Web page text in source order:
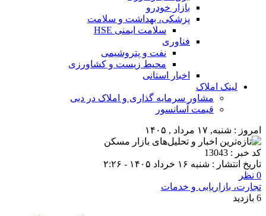
بازار خودرو
پزشکی، بهداشت و سلامت
سلامت ایمنی HSE
فناوری
نفت و پتروشیمی
محیط زیست و کشاورزی
اخبار استانی
لینک املاک
مشاور سرمایه گذاری و املاک در دبی
قیمت آسانسور
امروز : شنبه, ۱۷ مرداد , ۱۴۰۵
کد خبر : 13043
تاریخ انتشار : شنبه ۱۶ خرداد ۱۴۰۵ - ۲:۲۶
0 نظر
تجارت، بازاریابی و خدمات
6 بازدید